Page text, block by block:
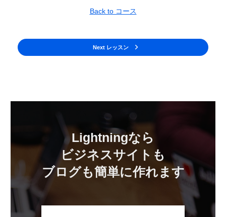
Back to コース
Next レッスン
Lightningなら
ビジネスサイトも
ブログも簡単に作れます